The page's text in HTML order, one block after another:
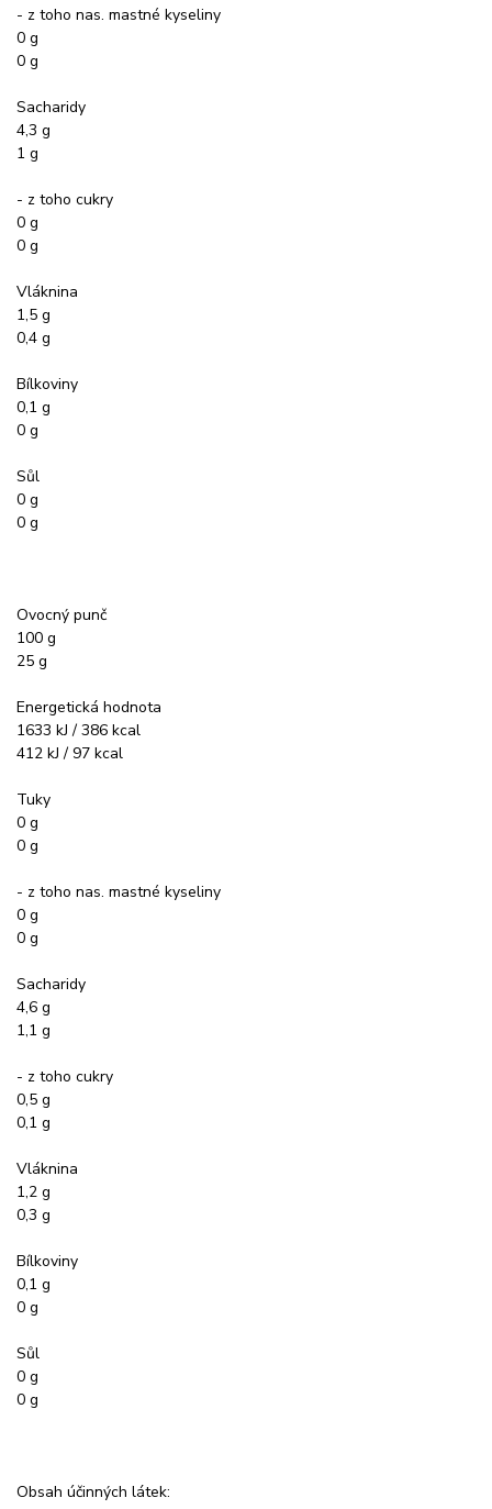
- z toho nas. mastné kyseliny
0 g
0 g
Sacharidy
4,3 g
1 g
- z toho cukry
0 g
0 g
Vláknina
1,5 g
0,4 g
Bílkoviny
0,1 g
0 g
Sůl
0 g
0 g
Ovocný punč
100 g
25 g
Energetická hodnota
1633 kJ / 386 kcal
412 kJ / 97 kcal
Tuky
0 g
0 g
- z toho nas. mastné kyseliny
0 g
0 g
Sacharidy
4,6 g
1,1 g
- z toho cukry
0,5 g
0,1 g
Vláknina
1,2 g
0,3 g
Bílkoviny
0,1 g
0 g
Sůl
0 g
0 g
Obsah účinných látek: